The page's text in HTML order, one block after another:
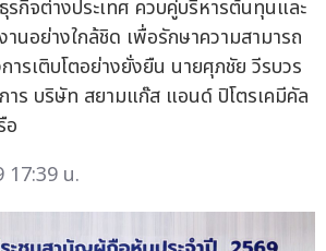
กิจต่างประเทศ ควบคู่บริหารต้นทุนและ
นอย่างใกล้ชิด เพื่อรักษาความสามารถ
ารเติบโตอย่างยั่งยืน นายศุภชัย วีรบวร
ร บริษัท สยามแก๊ส แอนด์ ปิโตรเคมีคัล
อ
17:39 น.